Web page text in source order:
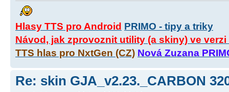
Hlasy TTS pro Android PRIMO - tipy a triky
Návod, jak zprovoznit utility (a skiny) ve
TTS hlas pro NxtGen (CZ) Nová Zuzana
Re: skin GJA_v2.23._CARBON